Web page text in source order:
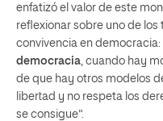
enfatizó el valor de este
reflexionar sobre uno de
convivencia en democracia:
democracia , cuando hay
de que hay otros modelos
libertad y no respeta los
se consigue”.